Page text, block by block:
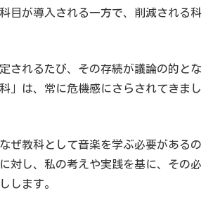
目が導入される一方で、削減される科
されるたび、その存続が議論の的とな
」は、常に危機感にさらされてきまし
ぜ教科として音楽を学ぶ必要があるの
対し、私の考えや実践を基に、その必
します。